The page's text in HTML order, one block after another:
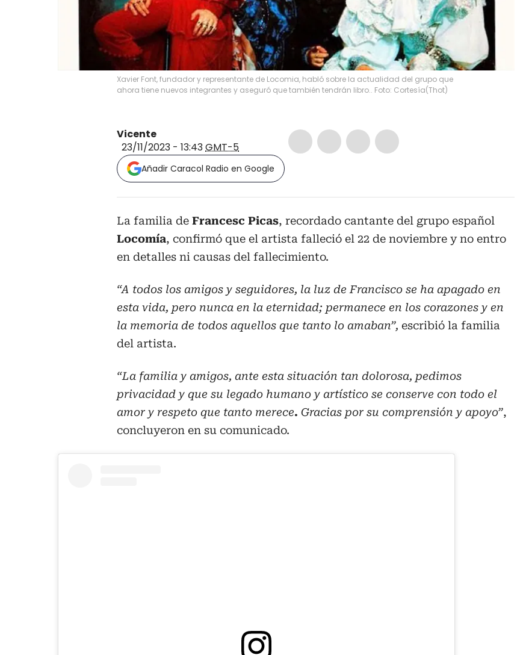
Xavier Font, fundador y representante de Locomia, habló sobre la actualidad del grupo que
ahora tiene nuevos integrantes y aseguró que también tendrán libro.. Foto: Cortesía(Thot)
Vicente
23/11/2023 - 13:43GMT-5
Añadir Caracol Radio en Google
La familia de Francesc Picas, recordado cantante del grupo español
Locomía, confirmó que el artista falleció el 22 de noviembre y no entro
en detalles ni causas del fallecimiento.
“A todos los amigos y seguidores, la luz de Francisco se ha apagado en
esta vida, pero nunca en la eternidad; permanece en los corazones y en
la memoria de todos aquellos que tanto lo amaban”, escribió la familia
del artista.
“La familia y amigos, ante esta situación tan dolorosa, pedimos
privacidad y que su legado humano y artístico se conserve con todo el
amor y respeto que tanto merece. Gracias por su comprensión y apoyo”,
concluyeron en su comunicado.